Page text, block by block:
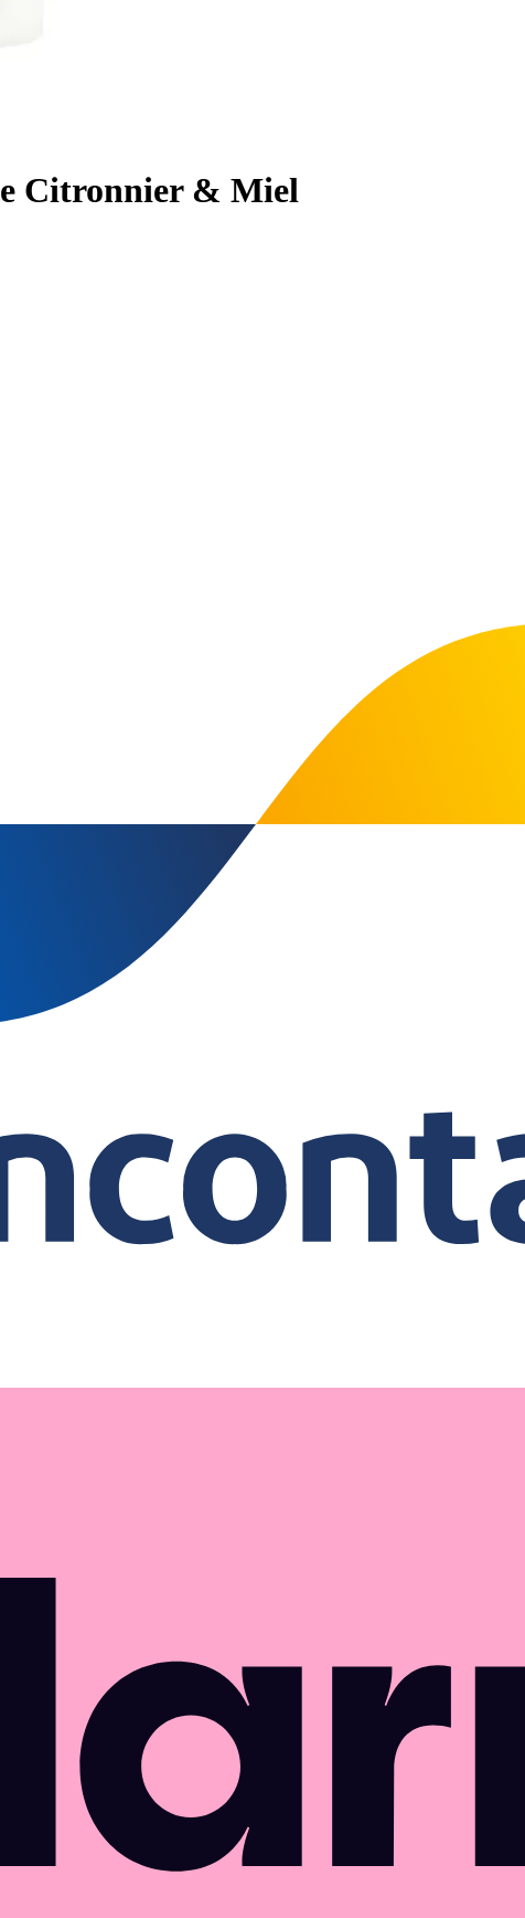
Citronnier & Miel